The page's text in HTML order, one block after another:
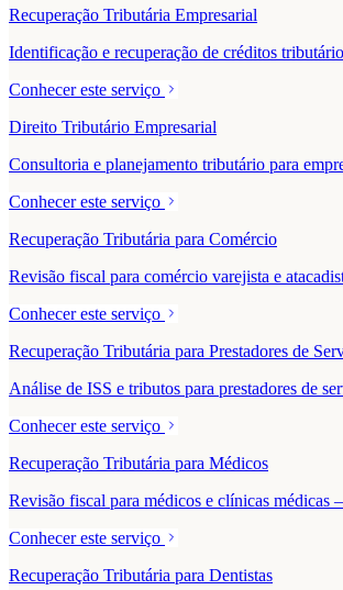
Recuperação Tributária Empresarial
Identificação e recuperação de créditos
Conhecer este serviço
Direito Tributário Empresarial
Consultoria e planejamento tributário para
Conhecer este serviço
Recuperação Tributária para Comércio
Revisão fiscal para comércio varejista e
Conhecer este serviço
Recuperação Tributária para Prestadores de
Análise de ISS e tributos para prestadores de
Conhecer este serviço
Recuperação Tributária para Médicos
Revisão fiscal para médicos e clínicas médicas
Conhecer este serviço
Recuperação Tributária para Dentistas